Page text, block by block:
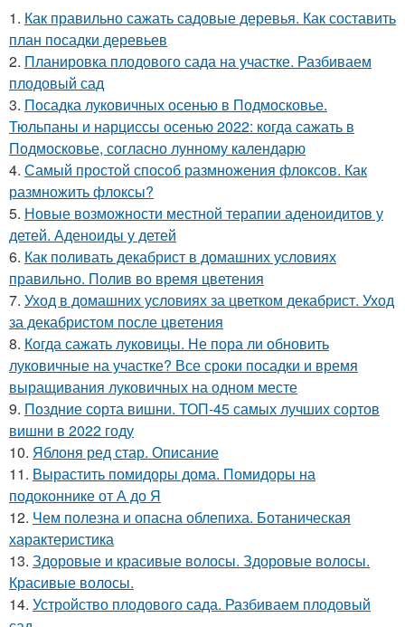
1. Как правильно сажать садовые деревья. Как составить
план посадки деревьев
2. Планировка плодового сада на участке. Разбиваем
плодовый сад
3. Посадка луковичных осенью в Подмосковье.
Тюльпаны и нарциссы осенью 2022: когда сажать в
Подмосковье, согласно лунному календарю
4. Самый простой способ размножения флоксов. Как
размножить флоксы?
5. Новые возможности местной терапии аденоидитов у
детей. Аденоиды у детей
6. Как поливать декабрист в домашних условиях
правильно. Полив во время цветения
7. Уход в домашних условиях за цветком декабрист. Уход
за декабристом после цветения
8. Когда сажать луковицы. Не пора ли обновить
луковичные на участке? Все сроки посадки и время
выращивания луковичных на одном месте
9. Поздние сорта вишни. ТОП-45 самых лучших сортов
вишни в 2022 году
10. Яблоня ред стар. Описание
11. Вырастить помидоры дома. Помидоры на
подоконнике от А до Я
12. Чем полезна и опасна облепиха. Ботаническая
характеристика
13. Здоровые и красивые волосы. Здоровые волосы.
Красивые волосы.
14. Устройство плодового сада. Разбиваем плодовый